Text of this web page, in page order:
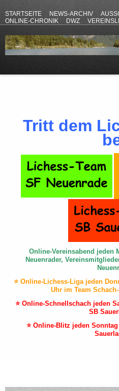
STARTSEITE NEWS-ARCHIV
ONLINE-CHRONIK
DWZ
Tritt dem
Online-Vereinsabend jeden
Neuenrader,
⭐ Online-Lichess-Liga jeden
Uhr im Team
⭐ Online-Schnellschach jeden
SB
⭐ Online-Blitz jeden